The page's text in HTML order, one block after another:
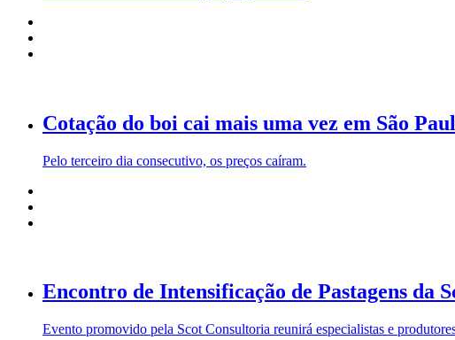
Cotação do boi cai mais uma vez em São
Pelo terceiro dia consecutivo, os preços caíram.
Encontro de Intensificação de Pastagens da
Evento promovido pela Scot Consultoria reunirá especialistas e